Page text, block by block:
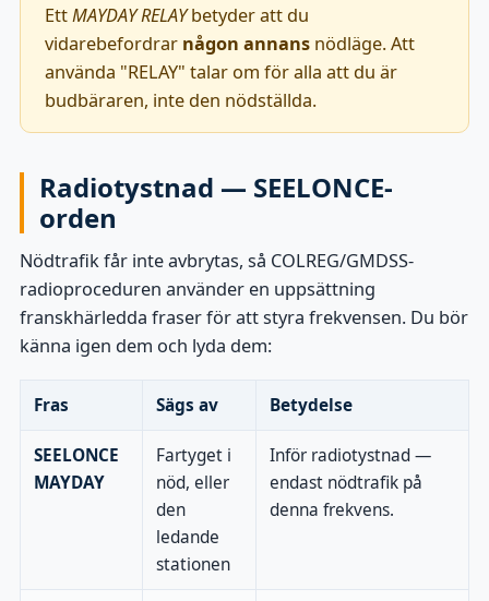
EttMAYDAY RELAYbetyder att du
vidarebefordrar någon annans nödläge. Att
använda "RELAY" talar om för alla att du är
budbäraren, inte den nödställda.
Radiotystnad — SEELONCE-
orden
Nödtrafik får inte avbrytas, så COLREG/GMDSS-
radioproceduren använder en uppsättning
franskhärledda fraser för att styra frekvensen. Du bör
känna igen dem och lyda dem:
Fras Sägs av Betydelse
SEELONCE
MAYDAY
Fartyget i
nöd, eller
den
ledande
stationen
Inför radiotystnad —
endast nödtrafik på
denna frekvens.